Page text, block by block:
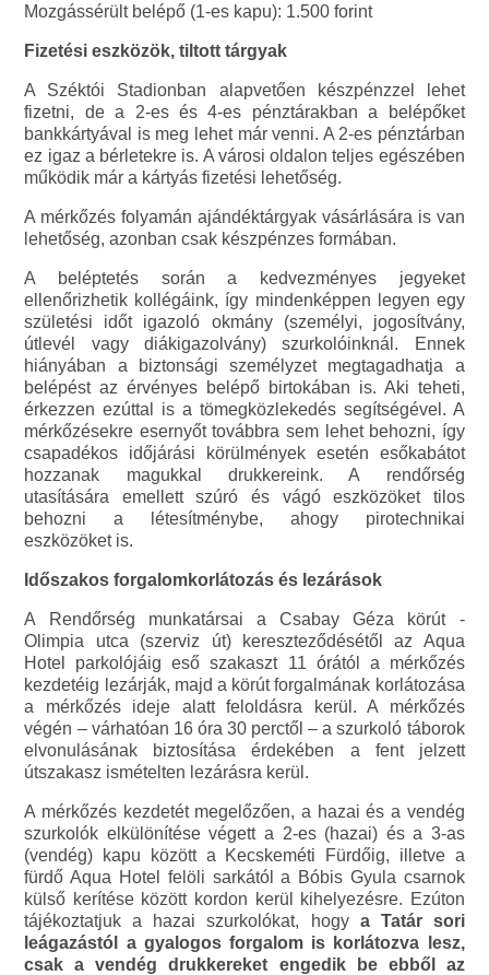
Mozgássérült belépő (1-es kapu): 1.500 forint
Fizetési eszközök, tiltott tárgyak
A Széktói Stadionban alapvetően készpénzzel lehet
fizetni, de a 2-es és 4-es pénztárakban a belépőket
bankkártyával is meg lehet már venni. A 2-es pénztárban
ez igaz a bérletekre is. A városi oldalon teljes egészében
működik már a kártyás fizetési lehetőség.
A mérkőzés folyamán ajándéktárgyak vásárlására is van
lehetőség, azonban csak készpénzes formában.
A beléptetés során a kedvezményes jegyeket
ellenőrizhetik kollégáink, így mindenképpen legyen egy
születési időt igazoló okmány (személyi, jogosítvány,
útlevél vagy diákigazolvány) szurkolóinknál. Ennek
hiányában a biztonsági személyzet megtagadhatja a
belépést az érvényes belépő birtokában is. Aki teheti,
érkezzen ezúttal is a tömegközlekedés segítségével. A
mérkőzésekre esernyőt továbbra sem lehet behozni, így
csapadékos időjárási körülmények esetén esőkabátot
hozzanak magukkal drukkereink. A rendőrség
utasítására emellett szúró és vágó eszközöket tilos
behozni a létesítménybe, ahogy pirotechnikai
eszközöket is.
Időszakos forgalomkorlátozás és lezárások
A Rendőrség munkatársai a Csabay Géza körút -
Olimpia utca (szerviz út) kereszteződésétől az Aqua
Hotel parkolójáig eső szakaszt 11 órától a mérkőzés
kezdetéig lezárják, majd a körút forgalmának korlátozása
a mérkőzés ideje alatt feloldásra kerül. A mérkőzés
végén – várhatóan 16 óra 30 perctől – a szurkoló táborok
elvonulásának biztosítása érdekében a fent jelzett
útszakasz ismételten lezárásra kerül.
A mérkőzés kezdetét megelőzően, a hazai és a vendég
szurkolók elkülönítése végett a 2-es (hazai) és a 3-as
(vendég) kapu között a Kecskeméti Fürdőig, illetve a
fürdő Aqua Hotel felöli sarkától a Bóbis Gyula csarnok
külső kerítése között kordon kerül kihelyezésre. Ezúton
tájékoztatjuk a hazai szurkolókat, hogy a Tatár sori
leágazástól a gyalogos forgalom is korlátozva lesz,
csak a vendég drukkereket engedik be ebből az